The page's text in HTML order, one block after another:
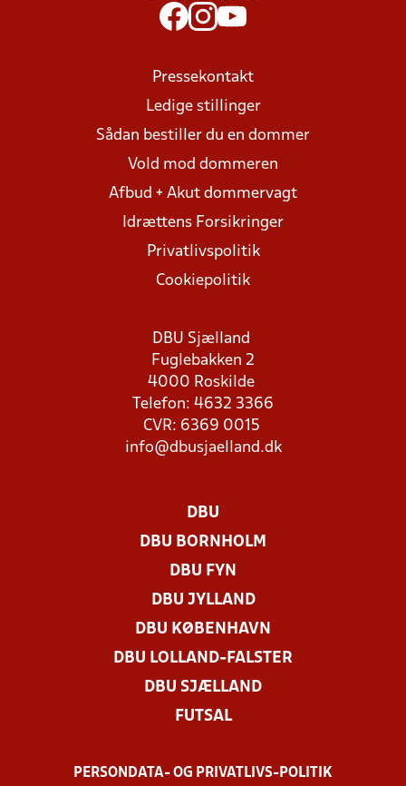
Pressekontakt
Ledige stillinger
Sådan bestiller du en dommer
Vold mod dommeren
Afbud + Akut dommervagt
Idrættens Forsikringer
Privatlivspolitik
Cookiepolitik
DBU Sjælland
Fuglebakken 2
4000 Roskilde
Telefon: 4632 3366
CVR: 6369 0015
info@dbusjaelland.dk
DBU
DBU BORNHOLM
DBU FYN
DBU JYLLAND
DBU KØBENHAVN
DBU LOLLAND-FALSTER
DBU SJÆLLAND
FUTSAL
PERSONDATA- OG PRIVATLIVS-POLITIK